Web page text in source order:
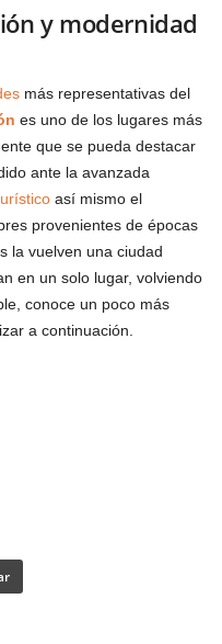
y modernidad
más representativas del
es uno de los lugares más
que se pueda destacar
ante la avanzada
así mismo el
provenientes de épocas
la vuelven una ciudad
en un solo lugar, volviendo
conoce un poco más
a continuación.